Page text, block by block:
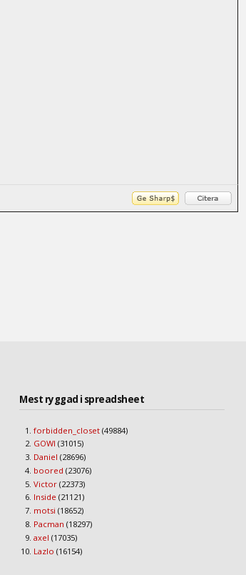
Mest ryggad i spreadsheet
forbidden_closet (49884)
GOWI (31015)
Daniel (28696)
boored (23076)
Victor (22373)
Inside (21121)
motsi (18652)
Pacman (18297)
axel (17035)
Lazlo (16154)